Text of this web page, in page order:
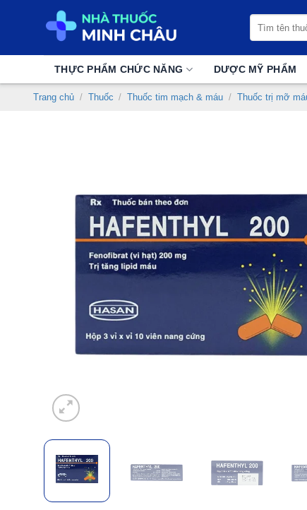
kiếm:
THỰC PHẨM CHỨC NĂNG DƯỢC MỸ PHẨM
Trang chủ / Thuốc / Thuốc tim mạch & máu / Thuốc trị mỡ